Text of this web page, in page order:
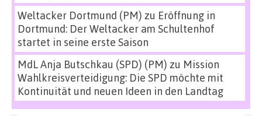
Weltacker Dortmund (PM) zu Eröffnung in
Dortmund: Der Weltacker am Schultenhof
startet in seine erste Saison
MdL Anja Butschkau (SPD) (PM) zu Mission
Wahlkreisverteidigung: Die SPD möchte mit
Kontinuität und neuen Ideen in den Landtag